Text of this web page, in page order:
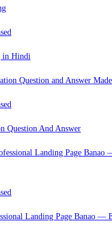
in Hindi
Question And Answer
Landing Page Banao —